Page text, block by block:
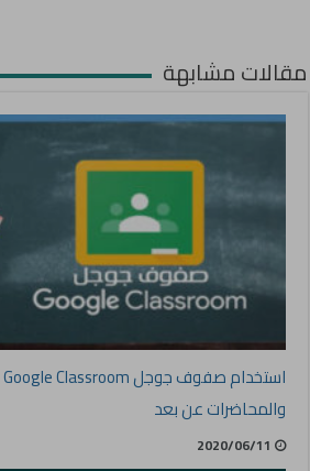
مقالات مشابهة
والمحاضرات عن بعد
2020/06/11